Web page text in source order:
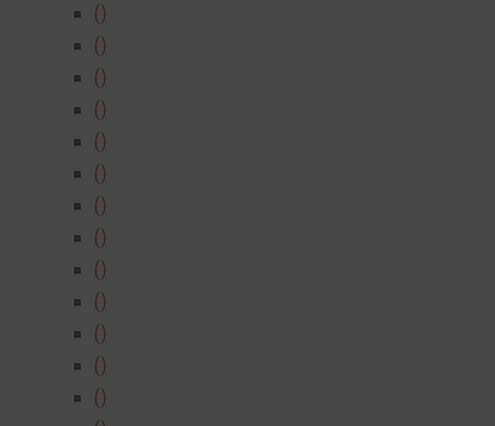
()
()
()
()
()
()
()
()
()
()
()
()
()